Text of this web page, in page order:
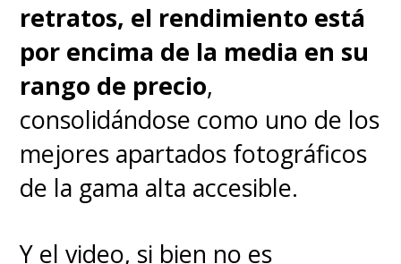
compite de igual a igual e
incluso supera a los mejores.
El video de Huawei siempre me
ha complicado porque creo que
se mueve más de la
cuenta,
pero aquí Mate X7
retratos, el rendimiento está
por encima de la media en su
rango de precio,
consolidándose como uno de los
mejores apartados fotográficos
de la gama alta accesible.
Y el video, si bien no es